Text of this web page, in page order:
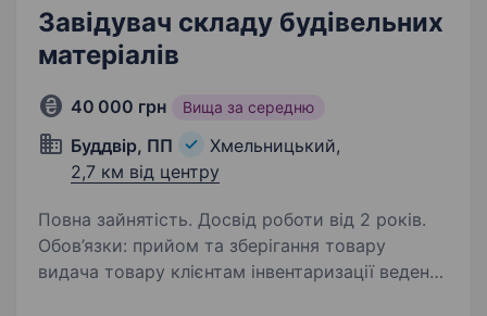
Завідувач складу будівельних
матеріалів
40 000 грн Вища за середню
Буддвір, ПП
Хмельницький,
2,7 км від центру
Повна зайнятість. Досвід роботи від 2 років.
Обов’язки: прийом та зберігання товару
видача товару клієнтам інвентаризації ведення